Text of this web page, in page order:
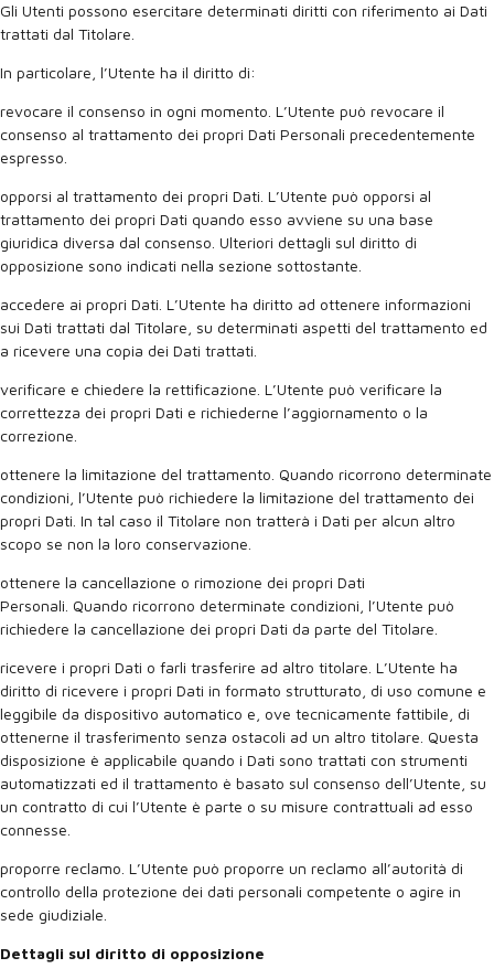
Gli Utenti possono esercitare determinati diritti con riferimento ai Dati
trattati dal Titolare.
In particolare, l’Utente ha il diritto di:
revocare il consenso in ogni momento. L’Utente può revocare il
consenso al trattamento dei propri Dati Personali precedentemente
espresso.
opporsi al trattamento dei propri Dati. L’Utente può opporsi al
trattamento dei propri Dati quando esso avviene su una base
giuridica diversa dal consenso. Ulteriori dettagli sul diritto di
opposizione sono indicati nella sezione sottostante.
accedere ai propri Dati. L’Utente ha diritto ad ottenere informazioni
sui Dati trattati dal Titolare, su determinati aspetti del trattamento ed
a ricevere una copia dei Dati trattati.
verificare e chiedere la rettificazione. L’Utente può verificare la
correttezza dei propri Dati e richiederne l’aggiornamento o la
correzione.
ottenere la limitazione del trattamento. Quando ricorrono determinate
condizioni, l’Utente può richiedere la limitazione del trattamento dei
propri Dati. In tal caso il Titolare non tratterà i Dati per alcun altro
scopo se non la loro conservazione.
ottenere la cancellazione o rimozione dei propri Dati
Personali. Quando ricorrono determinate condizioni, l’Utente può
richiedere la cancellazione dei propri Dati da parte del Titolare.
ricevere i propri Dati o farli trasferire ad altro titolare. L’Utente ha
diritto di ricevere i propri Dati in formato strutturato, di uso comune e
leggibile da dispositivo automatico e, ove tecnicamente fattibile, di
ottenerne il trasferimento senza ostacoli ad un altro titolare. Questa
disposizione è applicabile quando i Dati sono trattati con strumenti
automatizzati ed il trattamento è basato sul consenso dell’Utente, su
un contratto di cui l’Utente è parte o su misure contrattuali ad esso
connesse.
proporre reclamo. L’Utente può proporre un reclamo all’autorità di
controllo della protezione dei dati personali competente o agire in
sede giudiziale.
Dettagli sul diritto di opposizione